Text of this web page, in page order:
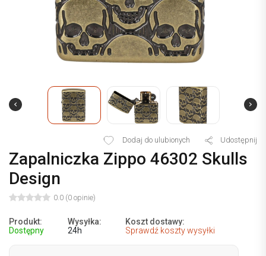
Dodaj do ulubionych Udostępnij
Zapalniczka Zippo 46302 Skulls
Design
0.0 (0 opinie)
Produkt:
Dostępny
Wysyłka:
24h
Koszt dostawy:
Sprawdź koszty wysyłki